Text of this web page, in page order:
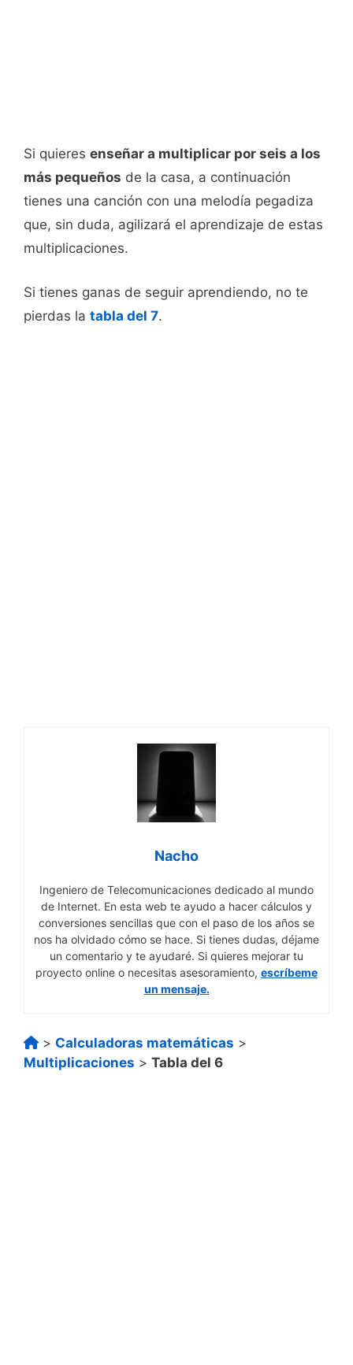
Si quieres enseñar a multiplicar por seis a los
más pequeños de la casa, a continuación
tienes una canción con una melodía pegadiza
que, sin duda, agilizará el aprendizaje de estas
multiplicaciones.
Si tienes ganas de seguir aprendiendo, no te
pierdas la tabla del 7.
Nacho
Ingeniero de Telecomunicaciones dedicado al mundo
de Internet. En esta web te ayudo a hacer cálculos y
conversiones sencillas que con el paso de los años se
nos ha olvidado cómo se hace. Si tienes dudas, déjame
un comentario y te ayudaré. Si quieres mejorar tu
proyecto online o necesitas asesoramiento, escríbeme
un mensaje.
> Calculadoras matemáticas >
Multiplicaciones > Tabla del 6